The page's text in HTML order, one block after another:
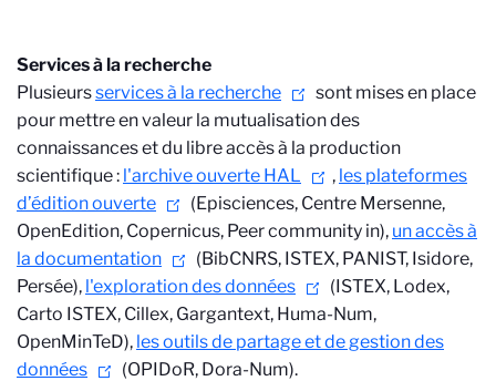
Services à la recherche
Plusieursservices à la recherche
sont mises en place
pour mettre en valeur la mutualisation des
connaissances et du libre accès à la production
scientifique : l'archive ouverte HAL , les plateformes
d’édition ouverte
(Episciences, Centre Mersenne,
OpenEdition, Copernicus, Peer community in), un accès à
la documentation
(BibCNRS, ISTEX, PANIST, Isidore,
Persée), l'exploration des données
(ISTEX, Lodex,
Carto ISTEX, Cillex, Gargantext, Huma-Num,
OpenMinTeD), les outils de partage et de gestion des
données
(OPIDoR, Dora-Num).